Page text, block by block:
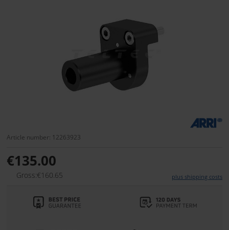
Article number: 12263923
€135.00
Gross:€160.65 plus shipping costs